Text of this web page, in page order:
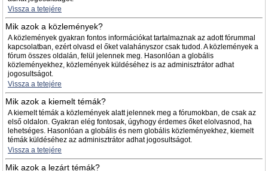
Vissza a tetejére
Mik azok a közlemények?
A közlemények gyakran fontos információkat tartalmaznak az adott fórummal
kapcsolatban, ezért olvasd el őket valahányszor csak tudod. A közlemények a
fórum összes oldalán, felül jelennek meg. Hasonlóan a globális
közleményekhez, közlemények küldéséhez is az adminisztrátor adhat
jogosultságot.
Vissza a tetejére
Mik azok a kiemelt témák?
A kiemelt témák a közlemények alatt jelennek meg a fórumokban, de csak az
első oldalon. Gyakran elég fontosak, úgyhogy érdemes őket elolvasnod, ha
lehetséges. Hasonlóan a globális és nem globális közleményekhez, kiemelt
témák küldéséhez az adminisztrátor adhat jogosultságot.
Vissza a tetejére
Mik azok a lezárt témák?